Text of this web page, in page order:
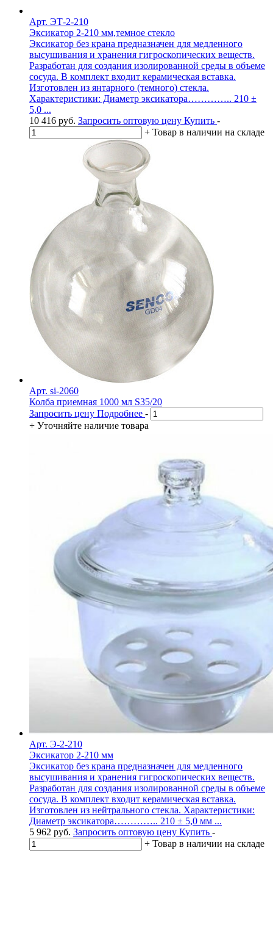
Арт. ЭТ-2-210
Эксикатор 2-210 мм,темное стекло
Эксикатор без крана предназначен для медленного
высушивания и хранения гигроскопических веществ.
Разработан для создания изолированной среды в объеме
сосуда. В комплект входит керамическая вставка.
Изготовлен из янтарного (темного) стекла.
Характеристики: Диаметр эксикатора………….. 210 ±
5,0 ...
10 416 руб. Запросить оптовую цену Купить -
+ Товар в наличии на складе
Арт. si-2060
Колба приемная 1000 мл S35/20
Запросить цену Подробнее -
+ Уточняйте наличие товара
Арт. Э-2-210
Эксикатор 2-210 мм
Эксикатор без крана предназначен для медленного
высушивания и хранения гигроскопических веществ.
Разработан для создания изолированной среды в объеме
сосуда. В комплект входит керамическая вставка.
Изготовлен из нейтрального стекла. Характеристики:
Диаметр эксикатора………….. 210 ± 5,0 мм ...
5 962 руб. Запросить оптовую цену Купить -
+ Товар в наличии на складе